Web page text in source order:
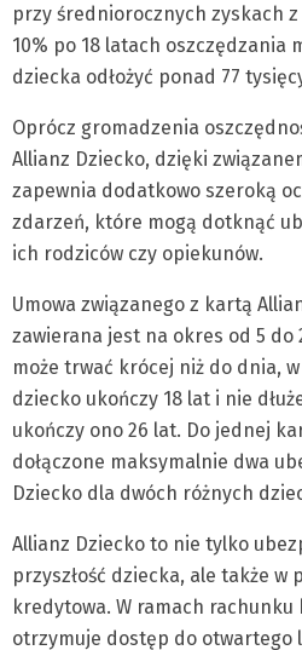
przy średniorocznych zyskach
10% po 18 latach oszczędzania
dziecka odłożyć ponad 77
Oprócz gromadzenia
Allianz Dziecko, dzięki
zapewnia dodatkowo szeroką
zdarzeń, które mogą dotknąć
ich rodziców czy opiekunów.
Umowa związanego z kartą
zawierana jest na okres od 5 do
może trwać krócej niż do dnia,
dziecko ukończy 18 lat i nie
ukończy ono 26 lat. Do jednej
dołączone maksymalnie dwa
Dziecko dla dwóch różnych
Allianz Dziecko to nie tylko
przyszłość dziecka, ale także
kredytowa. W ramach
otrzymuje dostęp do otwartego